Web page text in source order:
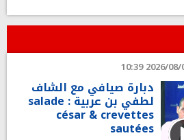
2026/08/08
دبارة صيافي مع الشاف
لطفي بن عربية : salade
césar & crevettes
sautées